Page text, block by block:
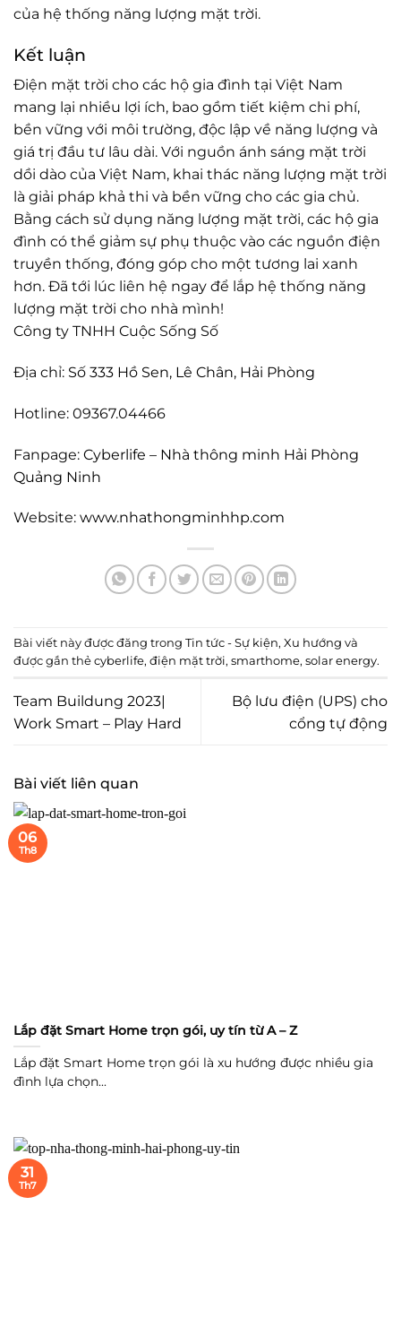
của hệ thống năng lượng mặt trời.
Kết luận
Điện mặt trời cho các hộ gia đình tại Việt Nam
mang lại nhiều lợi ích, bao gồm tiết kiệm chi phí,
bền vững với môi trường, độc lập về năng lượng và
giá trị đầu tư lâu dài. Với nguồn ánh sáng mặt trời
dồi dào của Việt Nam, khai thác năng lượng mặt trời
là giải pháp khả thi và bền vững cho các gia chủ.
Bằng cách sử dụng năng lượng mặt trời, các hộ gia
đình có thể giảm sự phụ thuộc vào các nguồn điện
truyền thống, đóng góp cho một tương lai xanh
hơn. Đã tới lúc liên hệ ngay để lắp hệ thống năng
lượng mặt trời cho nhà mình!
Công ty TNHH Cuộc Sống Số
Địa chỉ: Số 333 Hồ Sen, Lê Chân, Hải Phòng
Hotline: 09367.04466
Fanpage: Cyberlife – Nhà thông minh Hải Phòng
Quảng Ninh
Website: www.nhathongminhhp.com
Bài viết này được đăng trong Tin tức - Sự kiện, Xu hướng và
được gắn thẻ cyberlife, điện mặt trời, smarthome, solar energy.
Team Buildung 2023|
Work Smart – Play Hard
Bộ lưu điện (UPS) cho
cổng tự động
Bài viết liên quan
Lắp đặt Smart Home trọn gói, uy tín từ A – Z
Lắp đặt Smart Home trọn gói là xu hướng được nhiều gia
đình lựa chọn...
06
Th8
31
Th7